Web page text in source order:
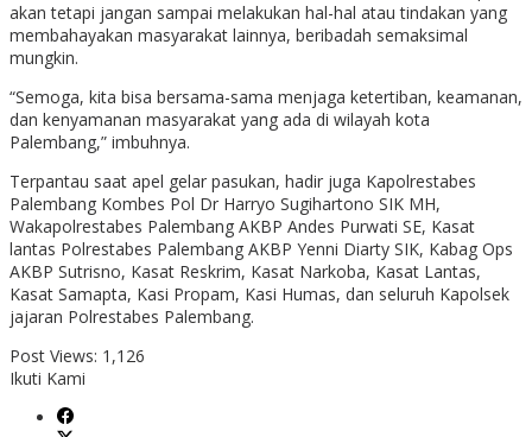
akan tetapi jangan sampai melakukan hal-hal atau tindakan yang
membahayakan masyarakat lainnya, beribadah semaksimal
mungkin.
“Semoga, kita bisa bersama-sama menjaga ketertiban, keamanan,
dan kenyamanan masyarakat yang ada di wilayah kota
Palembang,” imbuhnya.
Terpantau saat apel gelar pasukan, hadir juga Kapolrestabes
Palembang Kombes Pol Dr Harryo Sugihartono SIK MH,
Wakapolrestabes Palembang AKBP Andes Purwati SE, Kasat
lantas Polrestabes Palembang AKBP Yenni Diarty SIK, Kabag Ops
AKBP Sutrisno, Kasat Reskrim, Kasat Narkoba, Kasat Lantas,
Kasat Samapta, Kasi Propam, Kasi Humas, dan seluruh Kapolsek
jajaran Polrestabes Palembang.
Post Views: 1,126
Ikuti Kami